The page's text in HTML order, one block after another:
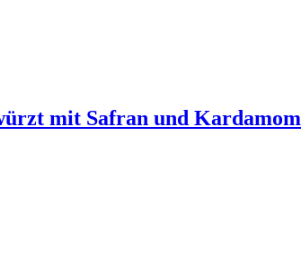
mit Safran und Kardamom